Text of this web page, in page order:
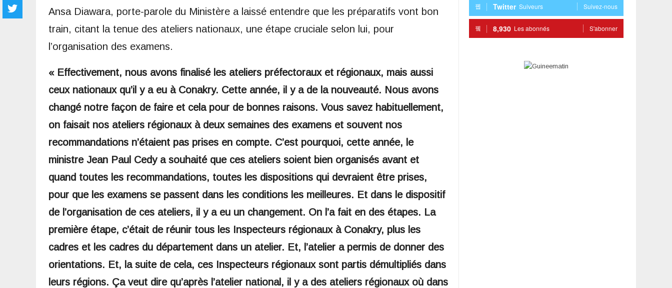
Ansa Diawara, porte-parole du Ministère a laissé entendre que les préparatifs vont bon
train, citant la tenue des ateliers nationaux, une étape cruciale selon lui, pour
l’organisation des examens.
« Effectivement, nous avons finalisé les ateliers préfectoraux et régionaux, mais aussi
ceux nationaux qu’il y a eu à Conakry. Cette année, il y a de la nouveauté. Nous avons
changé notre façon de faire et cela pour de bonnes raisons. Vous savez habituellement,
on faisait nos ateliers régionaux à deux semaines des examens et souvent nos
recommandations n’étaient pas prises en compte. C’est pourquoi, cette année, le
ministre Jean Paul Cedy a souhaité que ces ateliers soient bien organisés avant et
quand toutes les recommandations, toutes les dispositions qui devraient être prises,
pour que les examens se passent dans les conditions les meilleures. Et dans le dispositif
de l’organisation de ces ateliers, il y a eu un changement. On l’a fait en des étapes. La
première étape, c’était de réunir tous les Inspecteurs régionaux à Conakry, plus les
cadres et les cadres du département dans un atelier. Et, l’atelier a permis de donner des
orientations. Et, la suite de cela, ces Inspecteurs régionaux sont partis démultipliés dans
leurs régions. Ça veut dire qu’après l’atelier national, il y a des ateliers régionaux où dans
Twitter Suiveurs Suivez-nous
8,930 Les abonnés S'abonner